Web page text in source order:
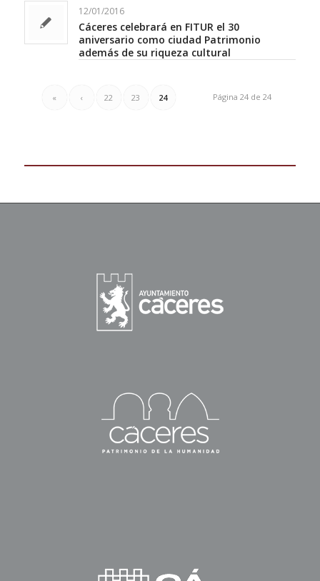
12/01/2016
Cáceres celebrará en FITUR el 30
aniversario como ciudad Patrimonio
además de su riqueza cultural
Página 24 de 24
« ‹ 22 23 24